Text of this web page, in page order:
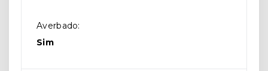
Averbado:
Sim